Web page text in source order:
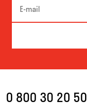
0 800 30 20 50